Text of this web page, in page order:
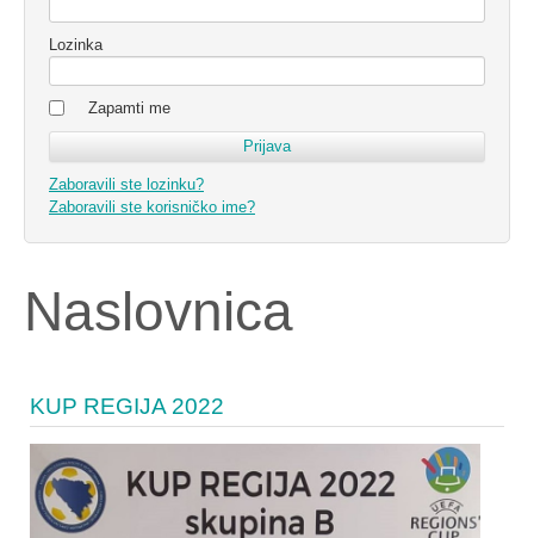
Lozinka
Zapamti me
Zaboravili ste lozinku?
Zaboravili ste korisničko ime?
Naslovnica
KUP REGIJA 2022